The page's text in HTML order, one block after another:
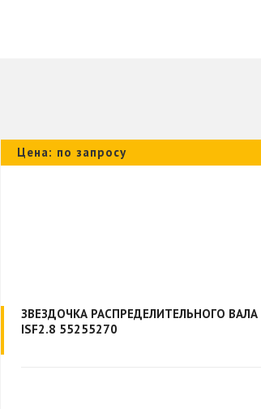
Цена: по запросу
ЗВЕЗДОЧКА РАСПРЕДЕЛИТЕЛЬНОГО ВАЛА
ISF2.8 55255270